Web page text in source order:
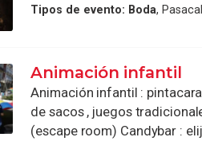
Tipos de evento: Boda,
Animación infantil
Animación infantil :
de sacos , juegos
(escape room) Candybar :